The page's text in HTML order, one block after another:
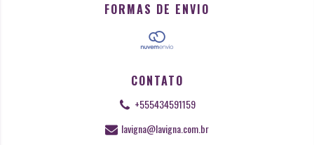
FORMAS DE ENVIO
CONTATO
+555434591159
lavigna@lavigna.com.br